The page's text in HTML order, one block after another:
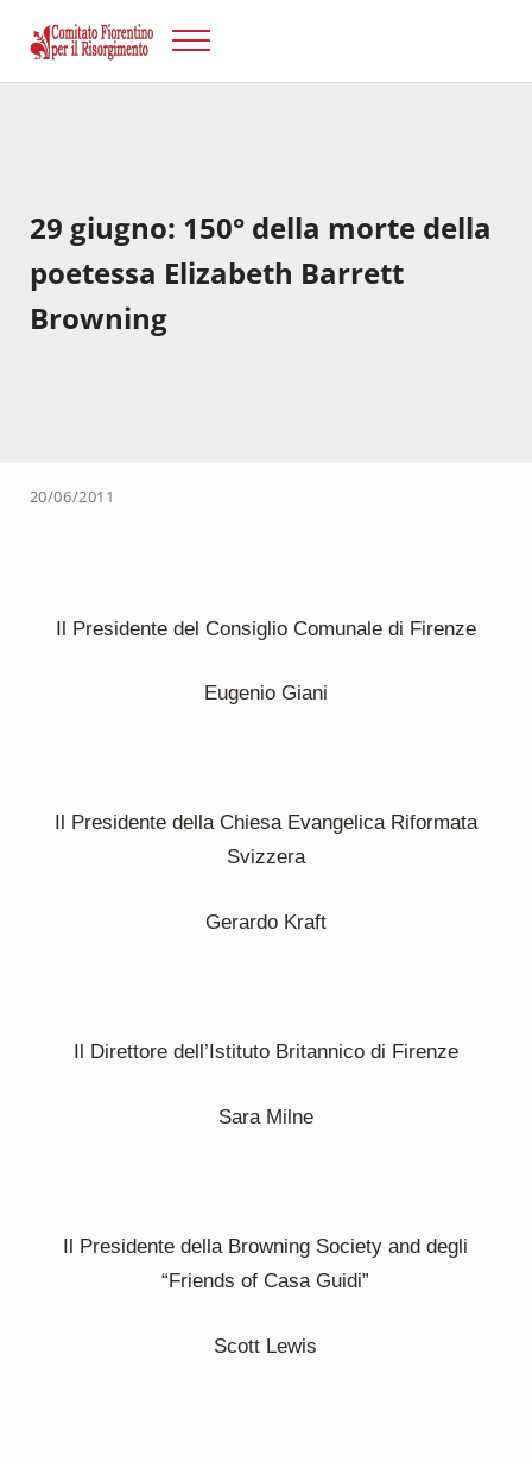
Risorgimento Firenze
Menu
29 giugno: 150° della morte della
poetessa Elizabeth Barrett
Browning
20/06/2011
Il Presidente del Consiglio Comunale di Firenze
Eugenio Giani
Il Presidente della Chiesa Evangelica Riformata
Svizzera
Gerardo Kraft
Il Direttore dell’Istituto Britannico di Firenze
Sara Milne
Il Presidente della Browning Society and degli
“Friends of Casa Guidi”
Scott Lewis